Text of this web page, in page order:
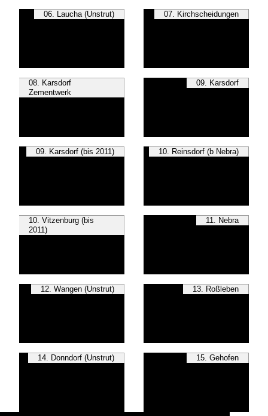
06. Laucha (Unstrut) 07. Kirchscheidungen
08. Karsdorf
Zementwerk
09. Karsdorf
09. Karsdorf (bis 2011) 10. Reinsdorf (b Nebra)
10. Vitzenburg (bis
2011)
11. Nebra
12. Wangen (Unstrut) 13. Roßleben
14. Donndorf (Unstrut) 15. Gehofen